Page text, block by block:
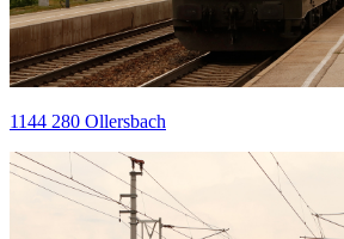
1144 280 Ollersbach